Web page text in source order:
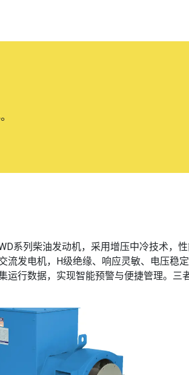
系列柴油发动机，采用增压中冷技术，
发电机，H级绝缘、响应灵敏、电压稳
行数据，实现智能预警与便捷管理。